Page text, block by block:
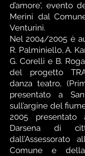
d’amore', evento
Merini dal
Venturini.
Nel 2004/2005 è
R. Palminiello, A.
G. Corelli e B.
del progetto
danza teatro,
presentato a
sull’argine del
2005 presentato
Darsena di
dall’Assessorato
Comune e